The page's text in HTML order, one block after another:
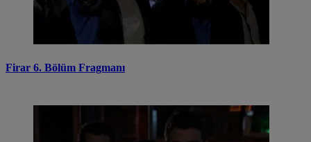
Firar 6. Bölüm Fragmanı